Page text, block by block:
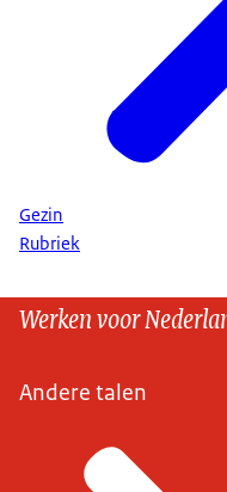
Gezin
Rubriek
Werken voor
Andere talen